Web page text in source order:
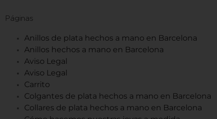
Páginas
Anillos de plata hechos a mano en Barcelona
Anillos hechos a mano en Barcelona
Aviso Legal
Aviso Legal
Carrito
Colgantes de plata hechos a mano en Barcelona
Collares de plata hechos a mano en Barcelona